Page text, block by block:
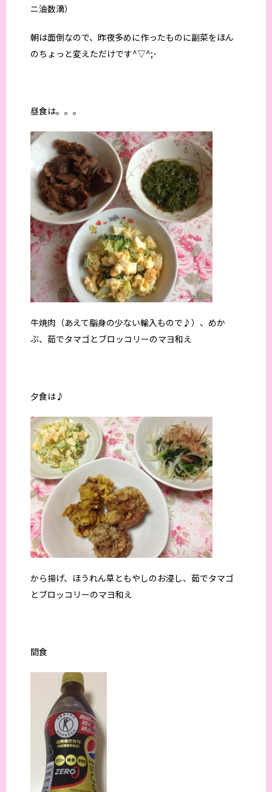
ニ油数滴）
朝は面倒なので、昨夜多めに作ったものに副菜をほん
のちょっと変えただけです^▽^;･
昼食は。。。
牛焼肉（あえて脂身の少ない輸入もので♪）、めか
ぶ、茹でタマゴとブロッコリーのマヨ和え
夕食は♪
から揚げ、ほうれん草ともやしのお浸し、茹でタマゴ
とブロッコリーのマヨ和え
間食